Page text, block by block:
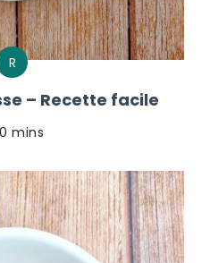
R
– Recette facile
mins